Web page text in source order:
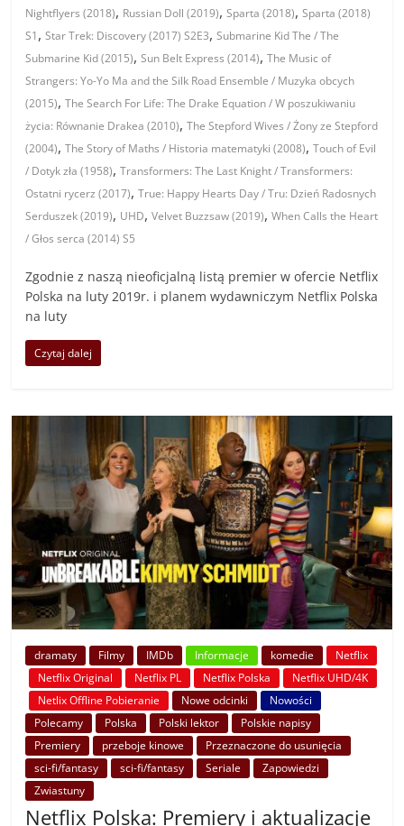
Nightflyers (2018), Russian Doll (2019),Sparta (2018),Sparta (2018)
S1,Star Trek: Discovery (2017) S2E3,Submarine Kid The / The
Submarine Kid (2015),Sun Belt Express (2014),The Music of
Strangers: Yo-Yo Ma and the Silk Road Ensemble / Muzyka obcych
(2015),The Search For Life: The Drake Equation / W poszukiwaniu
życia: Równanie Drakea (2010),The Stepford Wives / Żony ze Stepford
(2004),The Story of Maths / Historia matematyki (2008),Touch of Evil
/ Dotyk zła (1958),Transformers: The Last Knight / Transformers:
Ostatni rycerz (2017),True: Happy Hearts Day / Tru: Dzień Radosnych
Serduszek (2019), UHD,Velvet Buzzsaw (2019),When Calls the Heart
/ Głos serca (2014) S5
Zgodnie z naszą nieoficjalną listą premier w ofercie Netflix
Polska na luty 2019r. i planem wydawniczym Netflix Polska
na luty
Czytaj dalej
dramaty Filmy IMDb Informacje komedie
Netflix
Netflix Original
Netflix PL Netflix Polska
Netflix UHD/4K
Netlix Offline Pobieranie
Nowe odcinki
Nowości
Polecamy
Polska Polski lektor
Polskie napisy
Premiery
przeboje kinowe
Przeznaczone do usunięcia
sci-fi/fantasy
sci-fi/fantasy Seriale
Zapowiedzi
Zwiastuny
Netflix Polska: Premiery i aktualizacje